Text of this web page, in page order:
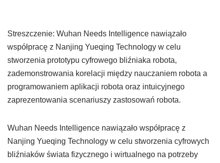
Streszczenie: Wuhan Needs Intelligence nawiązało
współpracę z Nanjing Yueqing Technology w celu
stworzenia prototypu cyfrowego bliźniaka robota,
zademonstrowania korelacji między nauczaniem robota a
programowaniem aplikacji robota oraz intuicyjnego
zaprezentowania scenariuszy zastosowań robota.
Wuhan Needs Intelligence nawiązało współpracę z
Nanjing Yueqing Technology w celu stworzenia cyfrowych
bliźniaków świata fizycznego i wirtualnego na potrzeby